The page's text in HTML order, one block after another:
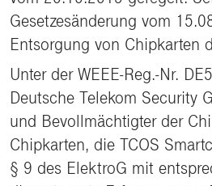
Gesetzesänderung vom
Entsorgung von Chipkarten
Unter der WEEE-Reg.-Nr.
Deutsche Telekom Security
und Bevollmächtigter der
Chipkarten, die TCOS
§ 9 des ElektroG mit